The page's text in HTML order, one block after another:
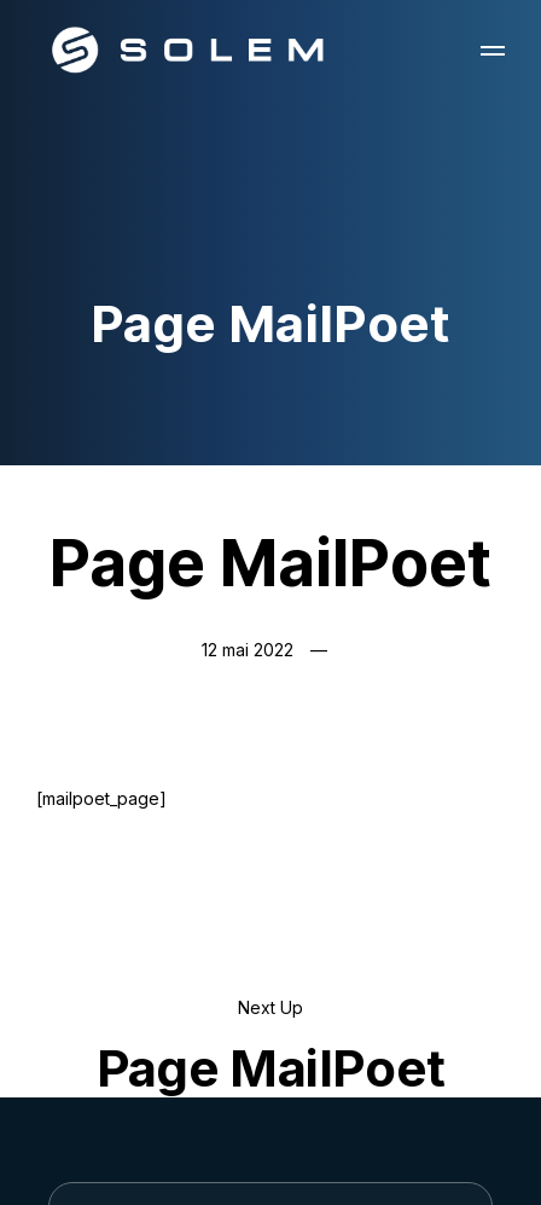
Page MailPoet
Page MailPoet
12 mai 2022
[mailpoet_page]
Next Up
Page MailPoet